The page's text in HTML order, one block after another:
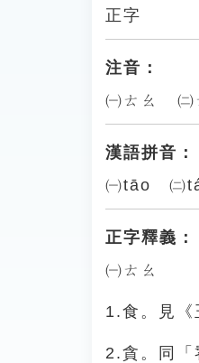
正字
注音：
㈠ㄊㄠ ㈡
漢語拼音：
㈠tāo ㈡
正字釋義：
㈠ㄊㄠ
1.食。見《
2.貪。同「